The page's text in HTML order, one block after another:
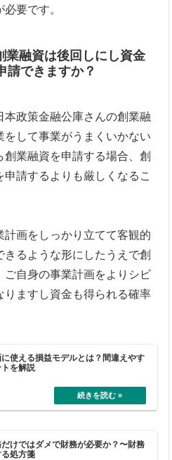
要です。
業融資は後回しにし資金
請できますか？
政策金融公庫さんの創業融
して事業がうまくいかない
業融資を申請する場合、創
請するよりも厳しくなるこ
画をしっかり立てて客観的
るような形にしたうえで創
自身の事業計画をよりシビ
りますし資金も得られる確率
使える損益モデルとは？間違えやす
を解説
けではダメで財務が必要か？〜財務
処方箋